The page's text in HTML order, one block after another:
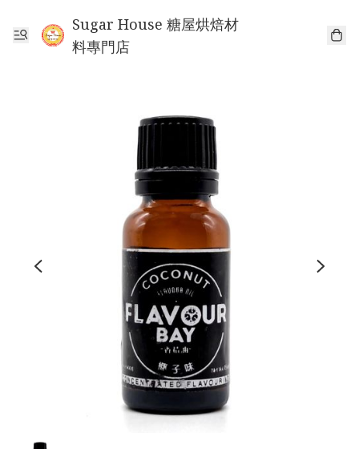
Sugar House 糖屋烘焙材
料專門店